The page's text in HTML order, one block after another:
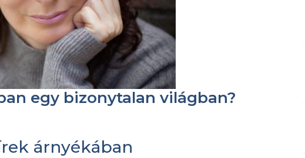
egy bizonytalan világban?
árnyékában